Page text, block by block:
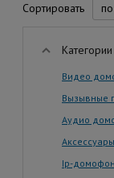
Сортировать
Категории
Видео
Вызывные
Аудио
Аксессуары
Ip-